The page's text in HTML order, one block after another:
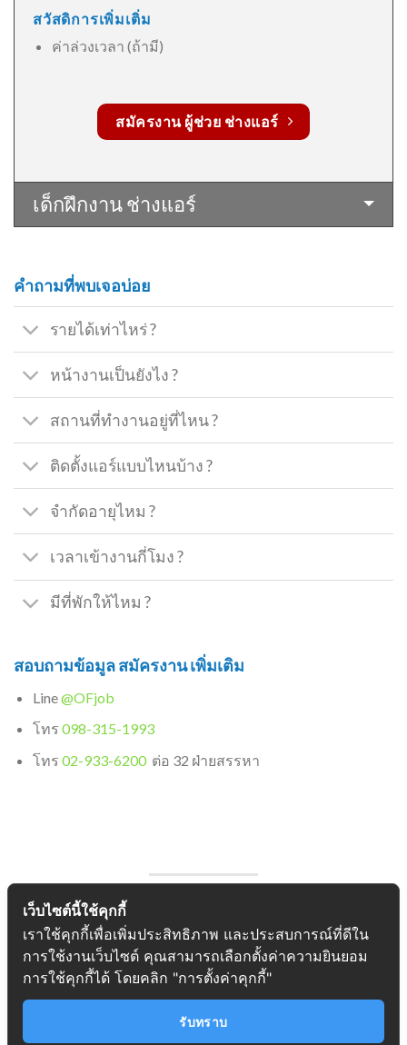
สวัสดิการเพิ่มเติ่ม
ค่าล่วงเวลา (ถ้ามี)
สมัครงาน ผู้ช่วย ช่างแอร์
เด็กฝึกงาน ช่างแอร์
คำถามที่พบเจอบ่อย
รายได้เท่าไหร่ ?
หน้างานเป็นยังไง ?
สถานที่ทำงานอยู่ที่ไหน ?
ติดตั้งแอร์แบบไหนบ้าง ?
จำกัดอายุไหม ?
เวลาเข้างานกี่โมง ?
มีที่พักให้ไหม ?
สอบถามข้อมูล สมัครงาน เพิ่มเติม
Line@OFjob
โทร 098-315-1993
โทร 02-933-6200 ต่อ 32 ฝ่ายสรรหา
หางาน ช่างแอร์ ใกล้บ้าน
มีเงินเดือน มีประกันสังคม มีประกันชีวิต
คิดถึง OF Job
เว็บไซต์นี้ใช้คุกกี้
เราใช้คุกกี้เพื่อเพิ่มประสิทธิภาพ และประสบการณ์ที่ดีใน
การใช้งานเว็บไซต์ คุณสามารถเลือกตั้งค่าความยินยอม
การใช้คุกกี้ได้ โดยคลิก "การตั้งค่าคุกกี้"
รับทราบ